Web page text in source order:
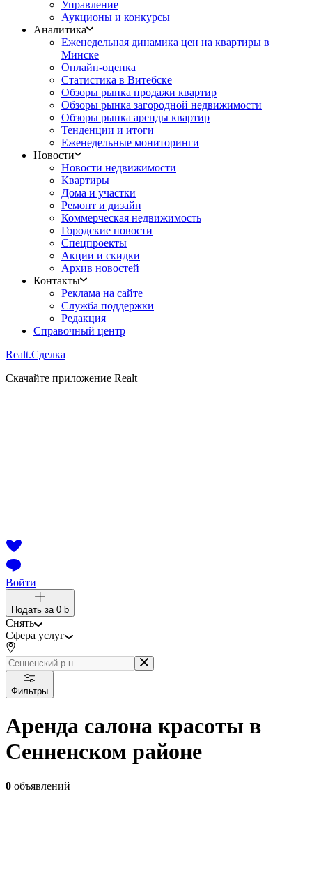
Управление
Аукционы и конкурсы
Аналитика
Еженедельная динамика цен на квартиры в
Минске
Онлайн-оценка
Статистика в Витебске
Обзоры рынка продажи квартир
Обзоры рынка загородной недвижимости
Обзоры рынка аренды квартир
Тенденции и итоги
Еженедельные мониторинги
Новости
Новости недвижимости
Квартиры
Дома и участки
Ремонт и дизайн
Коммерческая недвижимость
Городские новости
Спецпроекты
Акции и скидки
Архив новостей
Контакты
Реклама на сайте
Служба поддержки
Редакция
Справочный центр
Realt.Сделка
Скачайте приложение Realt
Войти
Подать за 0 ƃ
Снять
Сфера услуг
Фильтры
Аренда салона красоты в
Сенненском районе
0 объявлений